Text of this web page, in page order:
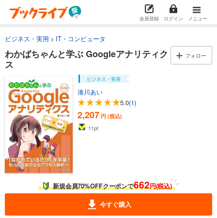
会員登録 ログイン メニュー
ビジネス・実用 IT・コンピュータ
わかばちゃんと学ぶ Googleアナリティク
ス
フォロー
ビジネス・実用
湊川あい
5.0(1)
2,207 円 (税込)
11pt
新規会員70%OFFクーポンで662円(税込)
今すぐ購入